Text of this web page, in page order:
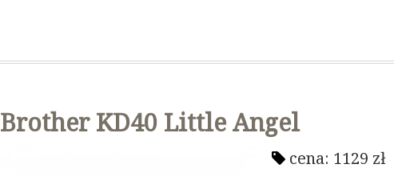
Brother KD40 Little Angel
cena: 1129 zł